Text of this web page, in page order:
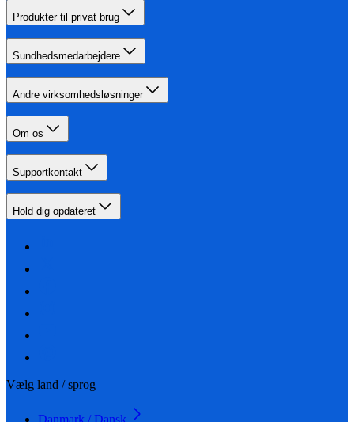
Produkter til privat brug
Sundhedsmedarbejdere
Andre virksomhedsløsninger
Om os
Supportkontakt
Hold dig opdateret
Vælg land / sprog
Danmark / Dansk